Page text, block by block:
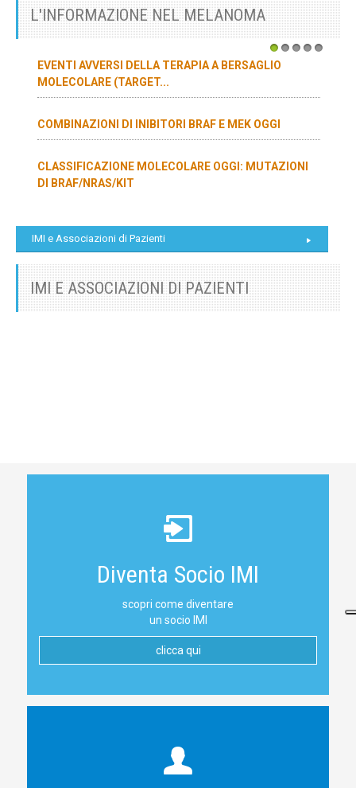
L'INFORMAZIONE NEL MELANOMA
1
EVENTI AVVERSI DELLA TERAPIA A BERSAGLIO
MOLECOLARE (TARGET...
COMBINAZIONI DI INIBITORI BRAF E MEK OGGI
CLASSIFICAZIONE MOLECOLARE OGGI: MUTAZIONI
DI BRAF/NRAS/KIT
IMI e Associazioni di Pazienti
IMI E ASSOCIAZIONI DI PAZIENTI
Diventa Socio IMI
scopri come diventare
un socio IMI
clicca qui